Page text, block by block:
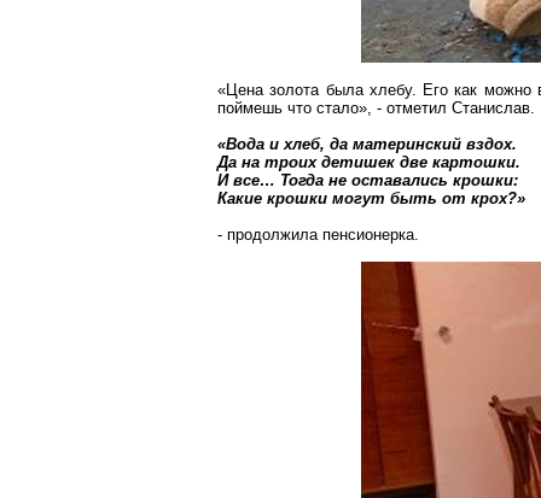
«Цена золота была хлебу. Его как можно
поймешь что стало», - отметил Станислав.
«Вода и хлеб, да материнский вздох.
Да на троих детишек две картошки.
И все… Тогда не оставались крошки:
Какие крошки могут быть от крох?»
- продолжила пенсионерка.